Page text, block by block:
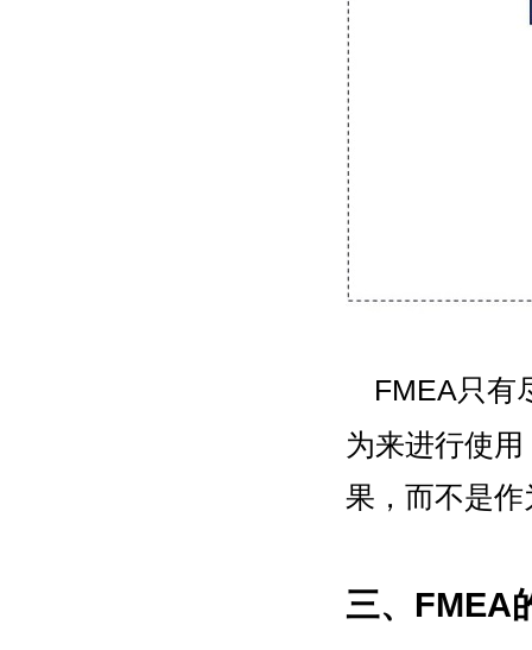
FMEA只有
为来进行使
果，而不是
三、FMEA